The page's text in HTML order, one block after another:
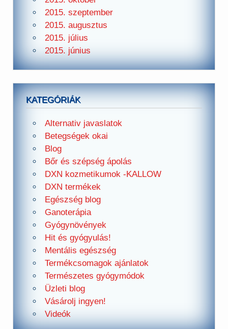
2015. szeptember
2015. augusztus
2015. július
2015. június
KATEGÓRIÁK
Alternativ javaslatok
Betegségek okai
Blog
Bőr és szépség ápolás
DXN kozmetikumok -KALLOW
DXN termékek
Egészség blog
Ganoterápia
Gyógynövények
Hit és gyógyulás!
Mentális egészség
Termékcsomagok ajánlatok
Természetes gyógymódok
Üzleti blog
Vásárolj ingyen!
Videók